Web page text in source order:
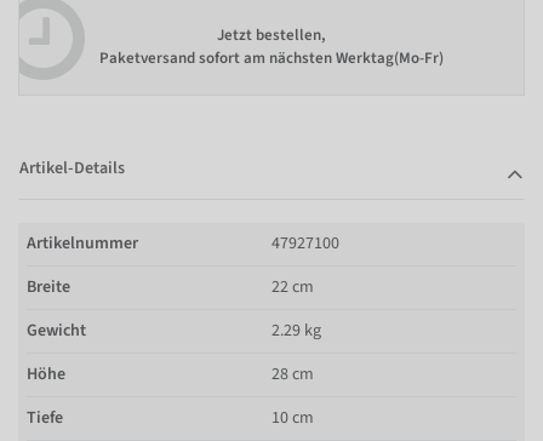
Jetzt bestellen,
Paketversand sofort am nächsten Werktag(Mo-Fr)
Artikel-Details
Artikelnummer
47927100
Breite
22 cm
Gewicht
2.29 kg
Höhe
28 cm
Tiefe
10 cm